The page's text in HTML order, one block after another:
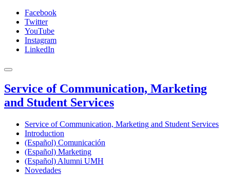
Facebook
Twitter
YouTube
Instagram
LinkedIn
Service of Communication, Marketing
and Student Services
Service of Communication, Marketing and Student Services
Introduction
(Español) Comunicación
(Español) Marketing
(Español) Alumni UMH
Novedades